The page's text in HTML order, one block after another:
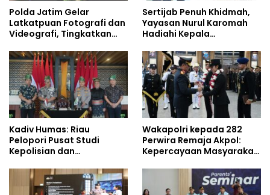
Polda Jatim Gelar
Latkatpuan Fotografi dan
Videografi, Tingkatkan
Era Digital
Sertijab Penuh Khidmah,
Yayasan Nurul Karomah
Hadiahi Kepala
Umrah
Kadiv Humas: Riau
Pelopori Pusat Studi
Kepolisian dan
Policing Masuki Babak
Wakapolri kepada 282
Perwira Remaja Akpol:
Kepercayaan Masyarakat